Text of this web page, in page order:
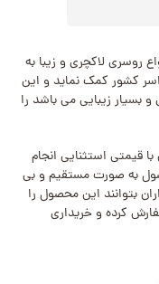
روسری لاکچری و زیبا به
کشور کمک نماید و این
بسیار زیبایی می باشد را
قیمتی استثنایی انجام
به صورت مستقیم و بی
بتوانند این محصول را
کرده و خریداری